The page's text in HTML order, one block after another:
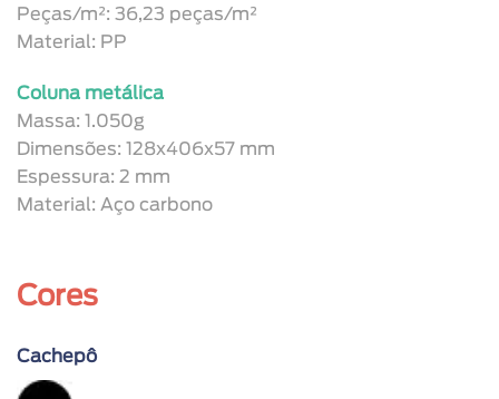
Peças/m²: 36,23 peças/m²
Material: PP
Coluna metálica
Massa: 1.050g
Dimensões: 128x406x57 mm
Espessura: 2 mm
Material: Aço carbono
Cores
Cachepô